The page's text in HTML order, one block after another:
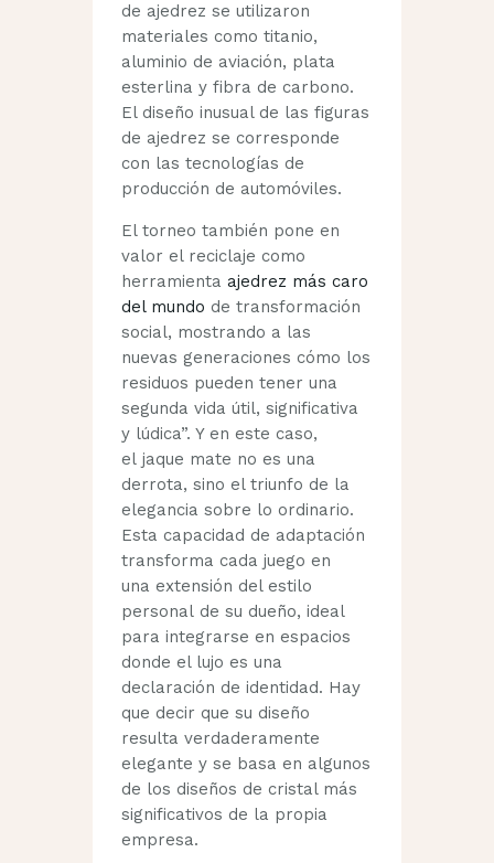
de ajedrez se utilizaron
materiales como titanio,
aluminio de aviación, plata
esterlina y fibra de carbono.
El diseño inusual de las figuras
de ajedrez se corresponde
con las tecnologías de
producción de automóviles.
El torneo también pone en
valor el reciclaje como
herramientaajedrez más caro
del mundo de transformación
social, mostrando a las
nuevas generaciones cómo los
residuos pueden tener una
segunda vida útil, significativa
y lúdica”. Y en este caso,
el jaque mate no es una
derrota, sino el triunfo de la
elegancia sobre lo ordinario.
Esta capacidad de adaptación
transforma cada juego en
una extensión del estilo
personal de su dueño, ideal
para integrarse en espacios
donde el lujo es una
declaración de identidad. Hay
que decir que su diseño
resulta verdaderamente
elegante y se basa en algunos
de los diseños de cristal más
significativos de la propia
empresa.